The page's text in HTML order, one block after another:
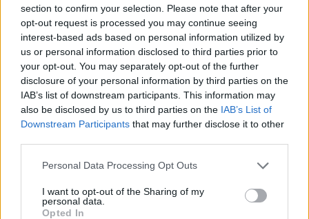
section to confirm your selection. Please note that after your
opt-out request is processed you may continue seeing
interest-based ads based on personal information utilized by
us or personal information disclosed to third parties prior to
your opt-out. You may separately opt-out of the further
disclosure of your personal information by third parties on the
IAB’s list of downstream participants. This information may
also be disclosed by us to third parties on the IAB’s List of
Downstream Participants that may further disclose it to other
Personal Data Processing Opt Outs
I want to opt-out of the Sharing of my
personal data.
Opted In